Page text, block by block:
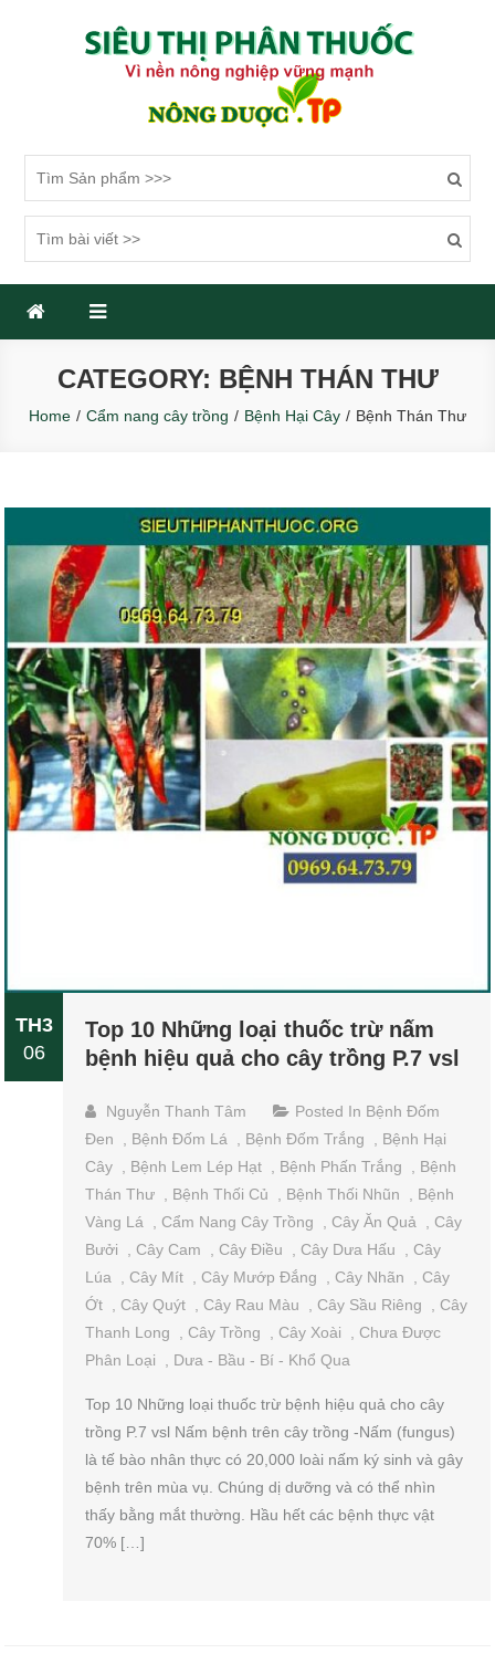
SIÊU THỊ PHÂN THUỐC
CATEGORY: BỆNH THÁN THƯ
Home Cẩm nang cây trồng Bệnh Hại Cây Bệnh Thán Thư
TH3
06
Top 10 Những loại thuốc trừ nấm
bệnh hiệu quả cho cây trồng P.7 vsl
Nguyễn Thanh Tâm Posted In Bệnh Đốm
Đen
Bệnh Đốm Lá Bệnh Đốm Trắng
Bệnh Hại
Cây
Bệnh Lem Lép Hạt Bệnh Phấn Trắng
Bệnh
Thán Thư
Bệnh Thối Củ Bệnh Thối Nhũn
Bệnh
Vàng Lá
Cẩm Nang Cây Trồng Cây Ăn Quả
Cây
Bưởi
Cây Cam Cây Điều Cây Dưa Hấu
Cây
Lúa
Cây Mít Cây Mướp Đắng Cây Nhãn
Cây
Ớt
Cây Quýt Cây Rau Màu Cây Sầu Riêng
Cây
Thanh Long
Cây Trồng Cây Xoài
Chưa Được
Phân Loại
Dưa - Bầu - Bí - Khổ Qua
Top 10 Những loại thuốc trừ bệnh hiệu quả cho cây
trồng P.7 vsl Nấm bệnh trên cây trồng -Nấm (fungus)
là tế bào nhân thực có 20,000 loài nấm ký sinh và gây
bệnh trên mùa vụ. Chúng dị dưỡng và có thể nhìn
thấy bằng mắt thường. Hầu hết các bệnh thực vật
70% […]